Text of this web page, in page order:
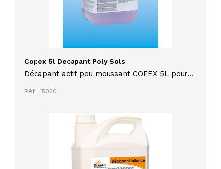
Copex 5l Decapant Poly Sols
Décapant actif peu moussant COPEX 5L pour
reconstituée
Réf : 15020